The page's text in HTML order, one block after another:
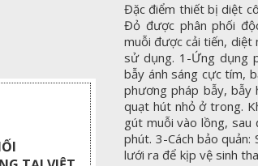
Đặc điểm thiết bị diệt
Đỏ được phân phối
muỗi được cải tiến, diệt
sử dụng. 1-Ứng dụng
bẫy ánh sáng cực tím,
phương pháp bẫy, bẫy
quạt hút nhỏ ở trong.
gút muỗi vào lồng, sau
phút. 3-Cách bảo
lưới ra để kịp vệ sinh